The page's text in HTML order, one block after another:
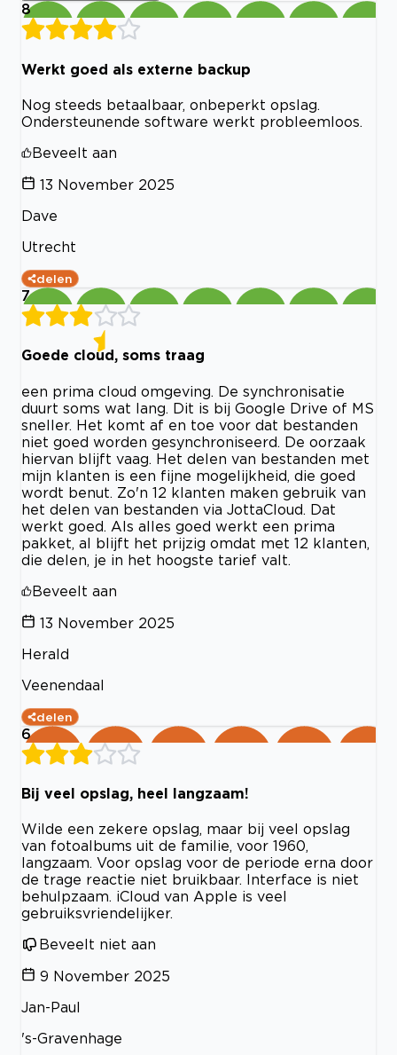
8
Werkt goed als externe backup
Nog steeds betaalbaar, onbeperkt opslag.
Ondersteunende software werkt probleemloos.
Beveelt aan
13 November 2025
Dave
Utrecht
delen
7
Goede cloud, soms traag
een prima cloud omgeving. De synchronisatie
duurt soms wat lang. Dit is bij Google Drive of MS
sneller. Het komt af en toe voor dat bestanden
niet goed worden gesynchroniseerd. De oorzaak
hiervan blijft vaag. Het delen van bestanden met
mijn klanten is een fijne mogelijkheid, die goed
wordt benut. Zo'n 12 klanten maken gebruik van
het delen van bestanden via JottaCloud. Dat
werkt goed. Als alles goed werkt een prima
pakket, al blijft het prijzig omdat met 12 klanten,
die delen, je in het hoogste tarief valt.
Beveelt aan
13 November 2025
Herald
Veenendaal
delen
6
Bij veel opslag, heel langzaam!
Wilde een zekere opslag, maar bij veel opslag
van fotoalbums uit de familie, voor 1960,
langzaam. Voor opslag voor de periode erna door
de trage reactie niet bruikbaar. Interface is niet
behulpzaam. iCloud van Apple is veel
gebruiksvriendelijker.
Beveelt niet aan
9 November 2025
Jan-Paul
's-Gravenhage